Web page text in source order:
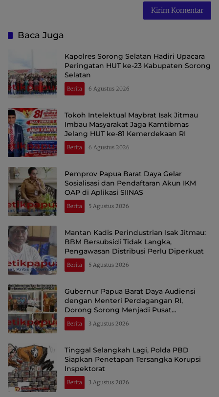
Baca Juga
Kapolres Sorong Selatan Hadiri Upacara
Peringatan HUT ke-23 Kabupaten Sorong
Selatan
Berita 6 Agustus 2026
Tokoh Intelektual Maybrat Isak Jitmau
Imbau Masyarakat Jaga Kamtibmas
Jelang HUT ke-81 Kemerdekaan RI
Berita 6 Agustus 2026
Pemprov Papua Barat Daya Gelar
Sosialisasi dan Pendaftaran Akun IKM
OAP di Aplikasi SIINAS
Berita 5 Agustus 2026
Mantan Kadis Perindustrian Isak Jitmau:
BBM Bersubsidi Tidak Langka,
Pengawasan Distribusi Perlu Diperkuat
Berita 5 Agustus 2026
Gubernur Papua Barat Daya Audiensi
dengan Menteri Perdagangan RI,
Dorong Sorong Menjadi Pusat
Perdagangan dan Ekspor Kawasan Timur
Indonesia
Berita 3 Agustus 2026
Tinggal Selangkah Lagi, Polda PBD
Siapkan Penetapan Tersangka Korupsi
Inspektorat
Berita 3 Agustus 2026